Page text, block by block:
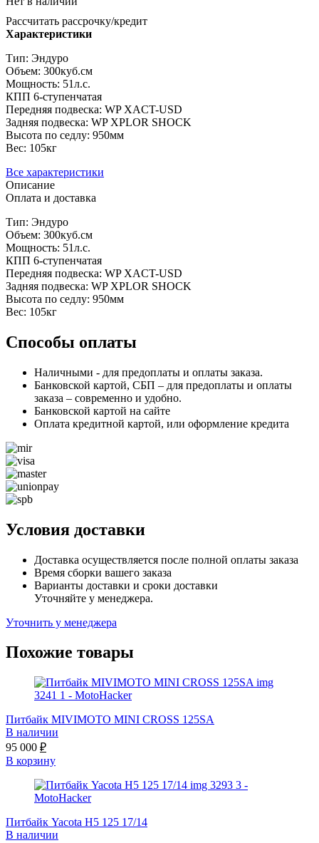
Рассчитать рассрочку/кредит
Характеристики
Тип: Эндуро
Объем: 300куб.см
Мощность: 51л.с.
КПП 6-ступенчатая
Передняя подвеска: WP XACT-USD
Задняя подвеска: WP XPLOR SHOCK
Высота по седлу: 950мм
Вес: 105кг
Все характеристики
Описание
Оплата и доставка
Тип: Эндуро
Объем: 300куб.см
Мощность: 51л.с.
КПП 6-ступенчатая
Передняя подвеска: WP XACT-USD
Задняя подвеска: WP XPLOR SHOCK
Высота по седлу: 950мм
Вес: 105кг
Способы оплаты
Наличными - для предоплаты и оплаты заказа.
Банковской картой, СБП – для предоплаты и оплаты
заказа – современно и удобно.
Банковской картой на сайте
Оплата кредитной картой, или оформление кредита
Условия доставки
Доставка осуществляется после полной оплаты заказа
Время сборки вашего заказа
Варианты доставки и сроки доставки
Уточняйте у менеджера.
Уточнить у менеджера
Похожие товары
Питбайк MIVIMOTO MINI СROSS 125SA
В наличии
95 000 ₽
В корзину
Питбайк Yacota H5 125 17/14
В наличии